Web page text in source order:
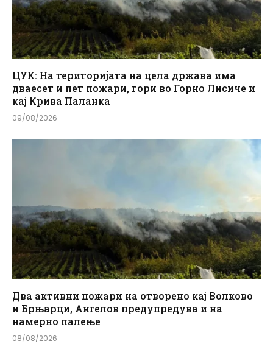
ЦУК: На територијата на цела држава има
дваесет и пет пожари, гори во Горно Лисиче и
кај Крива Паланка
09/08/2026
Два активни пожари на отворено кај Волково
и Брњарци, Ангелов предупредува и на
намерно палење
08/08/2026